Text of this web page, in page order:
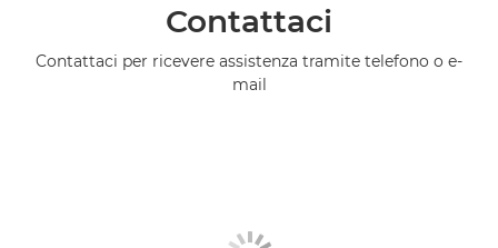
Contattaci
Contattaci per ricevere assistenza tramite telefono o e-
mail